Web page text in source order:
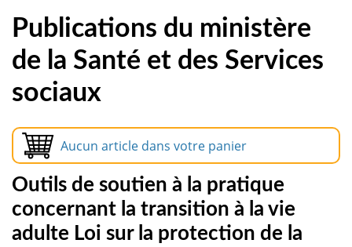
Publications du ministère
de la Santé et des Services
sociaux
Aucun article dans votre panier
Outils de soutien à la pratique
concernant la transition à la vie
adulte Loi sur la protection de la